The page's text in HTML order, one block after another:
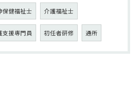
保健福祉士 介護福祉士
支援専門員 初任者研修 通所